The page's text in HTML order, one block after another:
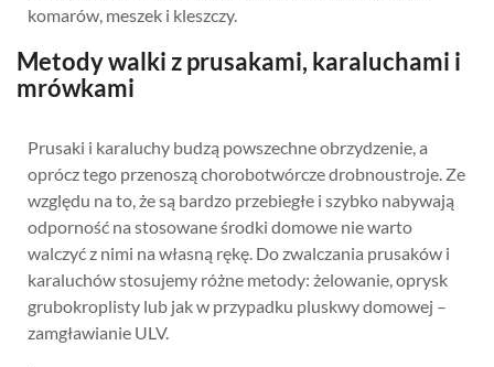
komarów, meszek i kleszczy.
Metody walki z prusakami, karaluchami i
mrówkami
Prusaki i karaluchy budzą powszechne obrzydzenie, a
oprócz tego przenoszą chorobotwórcze drobnoustroje. Ze
względu na to, że są bardzo przebiegłe i szybko nabywają
odporność na stosowane środki domowe nie warto
walczyć z nimi na własną rękę. Do zwalczania prusaków i
karaluchów stosujemy różne metody: żelowanie, oprysk
grubokroplisty lub jak w przypadku pluskwy domowej –
zamgławianie ULV.